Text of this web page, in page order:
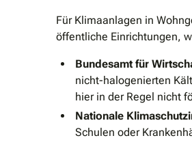
Für Klimaanlagen in
öffentliche Einrichtungen,
Bundesamt für
nicht-halogenierten
hier in der Regel nicht
Nationale
Schulen oder